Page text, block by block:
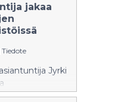
asuntoon
jakaa
Tiedote
Jyrki